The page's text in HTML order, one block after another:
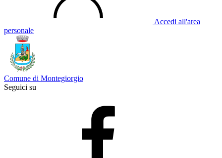
Accedi all'area
personale
Comune di Montegiorgio
Seguici su